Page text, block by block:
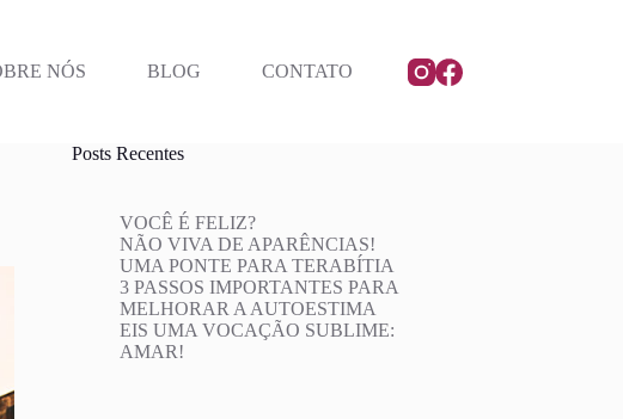
NÓS BLOG CONTATO
Posts Recentes
VOCÊ É FELIZ?
NÃO VIVA DE APARÊNCIAS!
UMA PONTE PARA TERABÍTIA
3 PASSOS IMPORTANTES PARA
MELHORAR A AUTOESTIMA
EIS UMA VOCAÇÃO SUBLIME:
AMAR!